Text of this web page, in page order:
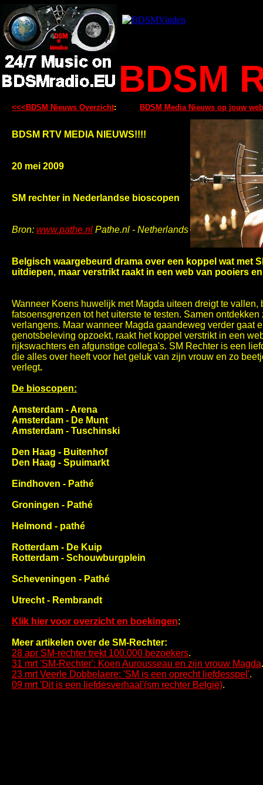
BDSM
<<<BDSM Nieuws Overzicht: BDSM Media Nieuws op jouw
BDSM RTV MEDIA NIEUWS!!!!
20 mei 2009
SM rechter in Nederlandse bioscopen
Bron: www.pathe.nl Pathe.nl - Netherlands
Belgisch waargebeurd drama over een koppel wat met
uitdiepen, maar verstrikt raakt in een web van pooiers
Wanneer Koens huwelijk met Magda uiteen dreigt te vallen,
fatsoensgrenzen tot het uiterste te testen. Samen
verlangens. Maar wanneer Magda gaandeweg verder gaat
genotsbeleving opzoekt, raakt het koppel verstrikt in een
rijkswachters en afgunstige collega's. SM Rechter is een
die alles over heeft voor het geluk van zijn vrouw en zo
verlegt.
De bioscopen:
Amsterdam - Arena
Amsterdam - De Munt
Amsterdam - Tuschinski
Den Haag - Buitenhof
Den Haag - Spuimarkt
Eindhoven - Pathé
Groningen - Pathé
Helmond - pathé
Rotterdam - De Kuip
Rotterdam - Schouwburgplein
Scheveningen - Pathé
Utrecht - Rembrandt
Klik hier voor overzicht en boekingen:
Meer artikelen over de SM-Rechter:
28 apr SM-rechter trekt 100.000 bezoekers.
31 mrt 'SM-Rechter': Koen Aurousseau en zijn vrouw Magda.
23 mrt Veerle Dobbelaere: 'SM is een oprecht liefdesspel'.
09 mrt 'Dit is een liefdesverhaal'(sm rechter België).